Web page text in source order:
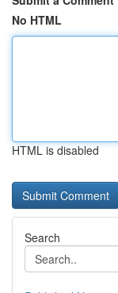
No HTML
HTML is disabled
Search